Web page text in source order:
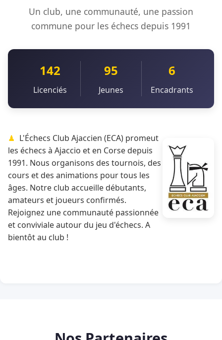
Un club, une communauté, une passion
commune pour les échecs depuis 1991
142
Licenciés
95
Jeunes
6
Encadrants
L'Échecs Club Ajaccien (ECA) promeut
les échecs à Ajaccio et en Corse depuis
1991. Nous organisons des tournois, des
cours et des animations pour tous les
âges. Notre club accueille débutants,
amateurs et joueurs confirmés.
Rejoignez une communauté passionnée
et conviviale autour du jeu d'échecs. A
bientôt au club !